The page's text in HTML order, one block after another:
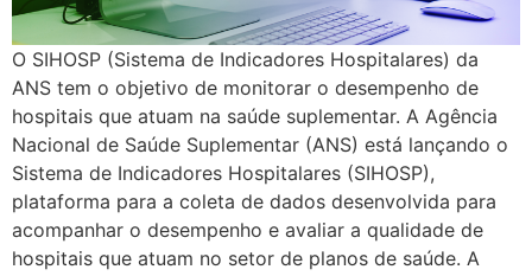
O SIHOSP (Sistema de Indicadores Hospitalares) da
ANS tem o objetivo de monitorar o desempenho de
hospitais que atuam na saúde suplementar. A Agência
Nacional de Saúde Suplementar (ANS) está lançando o
Sistema de Indicadores Hospitalares (SIHOSP),
plataforma para a coleta de dados desenvolvida para
acompanhar o desempenho e avaliar a qualidade de
hospitais que atuam no setor de planos de saúde. A